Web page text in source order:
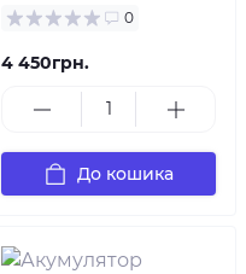
0
4 450грн.
До кошика